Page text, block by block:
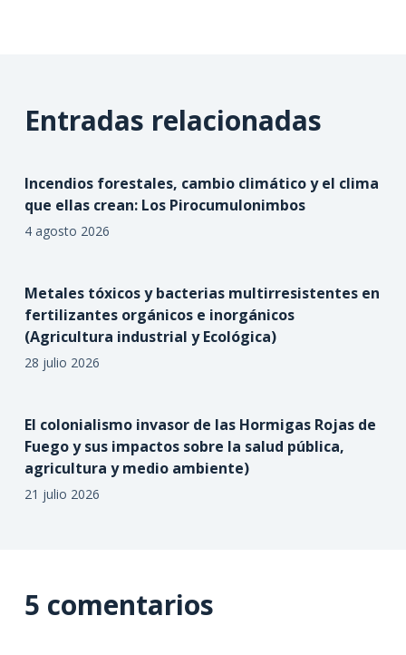
Entradas relacionadas
Incendios forestales, cambio climático y el clima
que ellas crean: Los Pirocumulonimbos
4 agosto 2026
Metales tóxicos y bacterias multirresistentes en
fertilizantes orgánicos e inorgánicos
(Agricultura industrial y Ecológica)
28 julio 2026
El colonialismo invasor de las Hormigas Rojas de
Fuego y sus impactos sobre la salud pública,
agricultura y medio ambiente)
21 julio 2026
5 comentarios